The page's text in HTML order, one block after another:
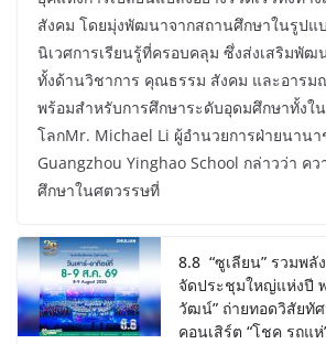
สังคม โดยมุ่งพัฒนาจากสถานศึกษาในรูปแ
นิเวศการเรียนรู้ที่ครอบคลุม ซึ่งส่งเสริมพัฒ
ทั้งด้านวิชาการ คุณธรรม สังคม และอารม
พร้อมสำหรับการศึกษาระดับอุดมศึกษาทั้งใ
โลกMr. Michael Li ผู้อำนวยการฝ่ายนาน
Guangzhou Yinghao School กล่าวว่า คว
ศึกษาในศตวรรษที่
8.8 “ซูเลียน” รวมพลั
จัดประชุมใหญ่แห่งปี
วัฒน์” ถ่ายทอดวิสัยทั
คอนเสิร์ต “โชค รถแห่